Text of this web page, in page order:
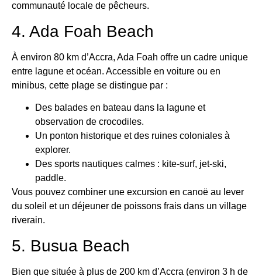
communauté locale de pêcheurs.
4. Ada Foah Beach
À environ 80 km d’Accra, Ada Foah offre un cadre unique
entre lagune et océan. Accessible en voiture ou en
minibus, cette plage se distingue par :
Des balades en bateau dans la lagune et
observation de crocodiles.
Un ponton historique et des ruines coloniales à
explorer.
Des sports nautiques calmes : kite-surf, jet-ski,
paddle.
Vous pouvez combiner une excursion en canoë au lever
du soleil et un déjeuner de poissons frais dans un village
riverain.
5. Busua Beach
Bien que située à plus de 200 km d’Accra (environ 3 h de